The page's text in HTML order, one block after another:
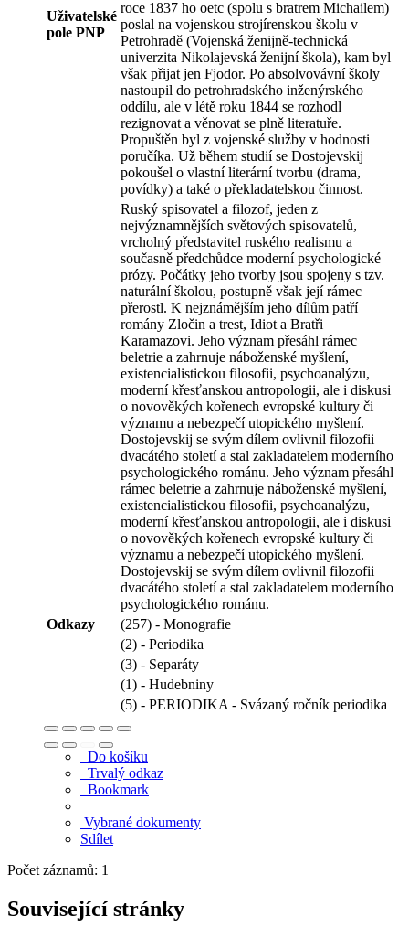
Uživatelské
pole PNP
roce 1837 ho oetc (spolu s bratrem Michailem)
poslal na vojenskou strojírenskou školu v
Petrohradě (Vojenská ženijně-technická
univerzita Nikolajevská ženijní škola), kam byl
však přijat jen Fjodor. Po absolvovávní školy
nastoupil do petrohradského inženýrského
oddílu, ale v létě roku 1844 se rozhodl
rezignovat a věnovat se plně literatuře.
Propuštěn byl z vojenské služby v hodnosti
poručíka. Už během studií se Dostojevskij
pokoušel o vlastní literární tvorbu (drama,
povídky) a také o překladatelskou činnost.
Ruský spisovatel a filozof, jeden z
nejvýznamnějších světových spisovatelů,
vrcholný představitel ruského realismu a
současně předchůdce moderní psychologické
prózy. Počátky jeho tvorby jsou spojeny s tzv.
naturální školou, postupně však její rámec
přerostl. K nejznámějším jeho dílům patří
romány Zločin a trest, Idiot a Bratři
Karamazovi. Jeho význam přesáhl rámec
beletrie a zahrnuje náboženské myšlení,
existencialistickou filosofii, psychoanalýzu,
moderní křesťanskou antropologii, ale i diskusi
o novověkých kořenech evropské kultury či
významu a nebezpečí utopického myšlení.
Dostojevskij se svým dílem ovlivnil filozofii
dvacátého století a stal zakladatelem moderního
psychologického románu. Jeho význam přesáhl
rámec beletrie a zahrnuje náboženské myšlení,
existencialistickou filosofii, psychoanalýzu,
moderní křesťanskou antropologii, ale i diskusi
o novověkých kořenech evropské kultury či
významu a nebezpečí utopického myšlení.
Dostojevskij se svým dílem ovlivnil filozofii
dvacátého století a stal zakladatelem moderního
psychologického románu.
Odkazy
(257) - Monografie
(2) - Periodika
(3) - Separáty
(1) - Hudebniny
(5) - PERIODIKA - Svázaný ročník periodika
Do košíku
Trvalý odkaz
Bookmark
Vybrané dokumenty
Sdílet
Počet záznamů: 1
Související stránky